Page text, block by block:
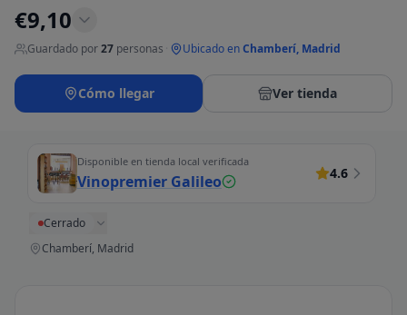
€9,10
Guardado por27 personas Ubicado enChamberí, Madrid
Cómo llegar Ver tienda
Disponible en tienda local verificada
Vinopremier Galileo 4.6
Cerrado
Chamberí, Madrid